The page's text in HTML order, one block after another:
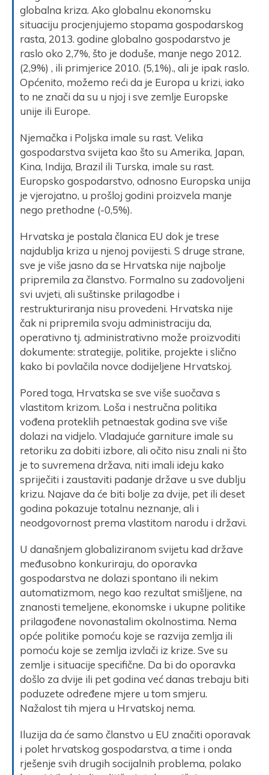
globalna kriza. Ako globalnu ekonomsku
situaciju procjenjujemo stopama gospodarskog
rasta, 2013. godine globalno gospodarstvo je
raslo oko 2,7%, što je doduše, manje nego 2012.
(2,9%) , ili primjerice 2010. (5,1%)., ali je ipak raslo.
Općenito, možemo reći da je Europa u krizi, iako
to ne znači da su u njoj i sve zemlje Europske
unije ili Europe.
Njemačka i Poljska imale su rast. Velika
gospodarstva svijeta kao što su Amerika, Japan,
Kina, Indija, Brazil ili Turska, imale su rast.
Europsko gospodarstvo, odnosno Europska unija
je vjerojatno, u prošloj godini proizvela manje
nego prethodne (-0,5%).
Hrvatska je postala članica EU dok je trese
najdublja kriza u njenoj povijesti. S druge strane,
sve je više jasno da se Hrvatska nije najbolje
pripremila za članstvo. Formalno su zadovoljeni
svi uvjeti, ali suštinske prilagodbe i
restrukturiranja nisu provedeni. Hrvatska nije
čak ni pripremila svoju administraciju da,
operativno tj. administrativno može proizvoditi
dokumente: strategije, politike, projekte i slično
kako bi povlačila novce dodijeljene Hrvatskoj.
Pored toga, Hrvatska se sve više suočava s
vlastitom krizom. Loša i nestručna politika
vođena proteklih petnaestak godina sve više
dolazi na vidjelo. Vladajuće garniture imale su
retoriku za dobiti izbore, ali očito nisu znali ni što
je to suvremena država, niti imali ideju kako
spriječiti i zaustaviti padanje države u sve dublju
krizu. Najave da će biti bolje za dvije, pet ili deset
godina pokazuje totalnu neznanje, ali i
neodgovornost prema vlastitom narodu i državi.
U današnjem globaliziranom svijetu kad države
međusobno konkuriraju, do oporavka
gospodarstva ne dolazi spontano ili nekim
automatizmom, nego kao rezultat smišljene, na
znanosti temeljene, ekonomske i ukupne politike
prilagođene novonastalim okolnostima. Nema
opće politike pomoću koje se razvija zemlja ili
pomoću koje se zemlja izvlači iz krize. Sve su
zemlje i situacije specifične. Da bi do oporavka
došlo za dvije ili pet godina već danas trebaju biti
poduzete određene mjere u tom smjeru.
Nažalost tih mjera u Hrvatskoj nema.
Iluzija da će samo članstvo u EU značiti oporavak
i polet hrvatskog gospodarstva, a time i onda
rješenje svih drugih socijalnih problema, polako